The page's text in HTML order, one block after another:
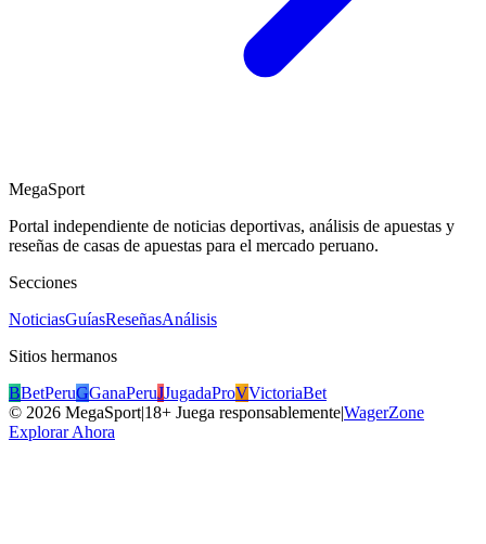
MegaSport
Portal independiente de noticias deportivas, análisis de apuestas y
reseñas de casas de apuestas para el mercado peruano.
Secciones
NoticiasGuíasReseñasAnálisis
Sitios hermanos
BBetPeruGGanaPeruJJugadaProVVictoriaBet
© 2026 MegaSport|18+ Juega responsablemente|WagerZone
Explorar Ahora